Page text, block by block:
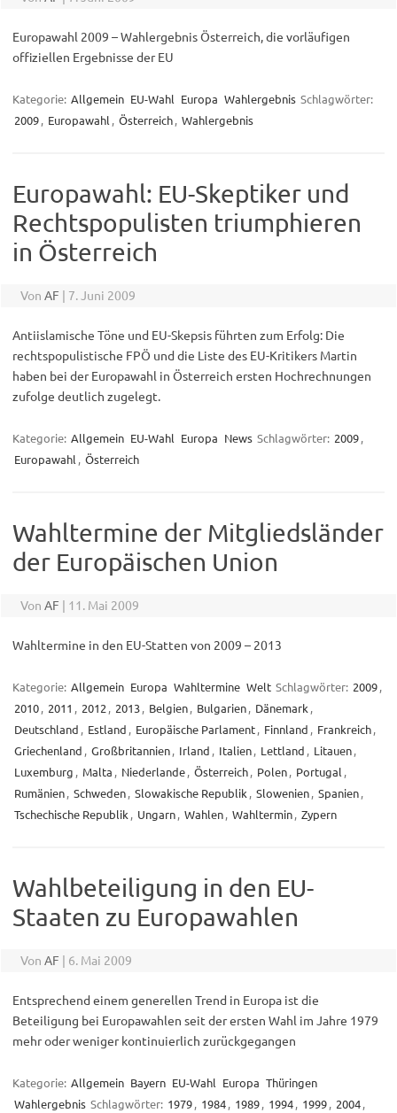
Europawahl 2009 – Wahlergebnis Österreich, die vorläufigen
offiziellen Ergebnisse der EU
Kategorie: Allgemein EU-Wahl Europa Wahlergebnis Schlagwörter:
2009, Europawahl , Österreich, Wahlergebnis
Europawahl: EU-Skeptiker und
Rechtspopulisten triumphieren
in Österreich
Von AF | 7. Juni 2009
Antiislamische Töne und EU-Skepsis führten zum Erfolg: Die
rechtspopulistische FPÖ und die Liste des EU-Kritikers Martin
haben bei der Europawahl in Österreich ersten Hochrechnungen
zufolge deutlich zugelegt.
Kategorie: Allgemein EU-Wahl Europa News Schlagwörter: 2009,
Europawahl , Österreich
Wahltermine der Mitgliedsländer
der Europäischen Union
Von AF | 11. Mai 2009
Wahltermine in den EU-Statten von 2009 – 2013
Kategorie: Allgemein Europa Wahltermine Welt Schlagwörter: 2009,
2010, 2011 , 2012 , 2013, Belgien, Bulgarien, Dänemark ,
Deutschland , Estland , Europäische Parlament, Finnland , Frankreich,
Griechenland , Großbritannien, Irland , Italien, Lettland , Litauen,
Luxemburg , Malta , Niederlande, Österreich, Polen, Portugal ,
Rumänien, Schweden, Slowakische Republik , Slowenien, Spanien,
Tschechische Republik , Ungarn, Wahlen, Wahltermin, Zypern
Wahlbeteiligung in den EU-
Staaten zu Europawahlen
Von AF | 6. Mai 2009
Entsprechend einem generellen Trend in Europa ist die
Beteiligung bei Europawahlen seit der ersten Wahl im Jahre 1979
mehr oder weniger kontinuierlich zurückgegangen
Kategorie: Allgemein Bayern EU-Wahl Europa Thüringen
Wahlergebnis Schlagwörter: 1979, 1984, 1989, 1994, 1999, 2004,